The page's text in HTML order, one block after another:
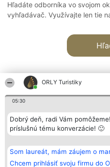
ORLY Turistiky
05:30
Dobrý deň, radi Vám
príslušnú tému konverzácie! 🙂
Som laureát, mám záujem o
Chcem prihlásiť svoju firmu do
Hľadáte odborníka vo svojom
vyhľadávač. Využívajte len tie
Organizátor hodnotenia
Bright Side Solutions sp. z o.
o. sp. k.
Wrocław 50-079
KRS 0000749100 | Regon
381313360 | NIP 8943132676
Laureáti
Lista